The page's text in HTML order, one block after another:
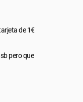
de 1€
pero que